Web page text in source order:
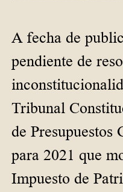
A fecha de
pendiente de
Tribunal
de Presupuestos
para 2021 que
Impuesto de